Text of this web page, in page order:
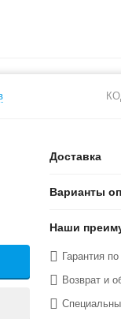
Доставка
Варианты
Наши
Гарантия
Возврат и